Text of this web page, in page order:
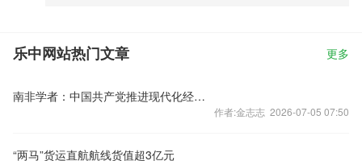
乐中网站热门文章 更多
南非学者：中国共产党推进现代化经验值得借鉴
作者:金志志 2026-07-05 07:50
“两马”货运直航航线货值超3亿元